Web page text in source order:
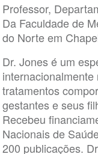
Professor,
Da Faculdade de
do Norte em
Dr. Jones é um
tratamentos
gestantes e seus
Recebeu
Nacionais de
200 publicações.